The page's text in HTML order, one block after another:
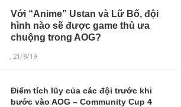
Với “Anime” Ustan và Lữ Bố, đội
hình nào sẽ được game thủ ưa
chuộng trong AOG?
, 21/8/19
Điểm tích lũy của các đội trước khi
bước vào AOG – Community Cup 4